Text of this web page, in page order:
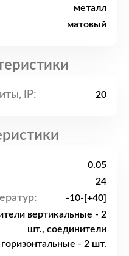
металл
матовый
IP: 20
0.05
24
-10-[+40]
вертикальные - 2
шт., соединители
горизонтальные - 2 шт.